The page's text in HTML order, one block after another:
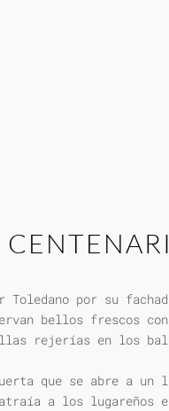
Toledano por su
bellos frescos
rejerías en los
que se abre a un
a los lugareños